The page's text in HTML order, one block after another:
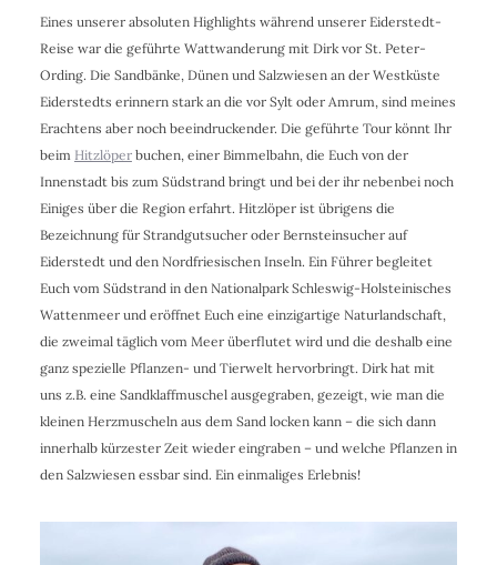
Eines unserer absoluten Highlights während unserer Eiderstedt-
Reise war die geführte Wattwanderung mit Dirk vor St. Peter-
Ording. Die Sandbänke, Dünen und Salzwiesen an der Westküste
Eiderstedts erinnern stark an die vor Sylt oder Amrum, sind meines
Erachtens aber noch beeindruckender. Die geführte Tour könnt Ihr
beim Hitzlöperbuchen, einer Bimmelbahn, die Euch von der
Innenstadt bis zum Südstrand bringt und bei der ihr nebenbei noch
Einiges über die Region erfahrt. Hitzlöper ist übrigens die
Bezeichnung für Strandgutsucher oder Bernsteinsucher auf
Eiderstedt und den Nordfriesischen Inseln. Ein Führer begleitet
Euch vom Südstrand in den Nationalpark Schleswig-Holsteinisches
Wattenmeer und eröffnet Euch eine einzigartige Naturlandschaft,
die zweimal täglich vom Meer überflutet wird und die deshalb eine
ganz spezielle Pflanzen- und Tierwelt hervorbringt. Dirk hat mit
uns z.B. eine Sandklaffmuschel ausgegraben, gezeigt, wie man die
kleinen Herzmuscheln aus dem Sand locken kann – die sich dann
innerhalb kürzester Zeit wieder eingraben – und welche Pflanzen in
den Salzwiesen essbar sind. Ein einmaliges Erlebnis!